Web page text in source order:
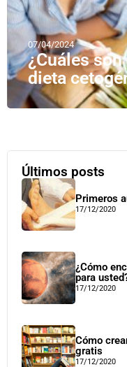
07/04/2024
¿Cuáles
dieta
Últimos posts
Primeros
17/12/2020
¿Cómo
para
17/12/2020
Cómo
gratis
17/12/2020